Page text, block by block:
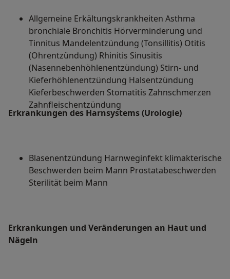
Allgemeine Erkältungskrankheiten Asthma
bronchiale Bronchitis Hörverminderung und
Tinnitus Mandelentzündung (Tonsillitis) Otitis
(Ohrentzündung) Rhinitis Sinusitis
(Nasennebenhöhlenentzündung) Stirn- und
Kieferhöhlenentzündung Halsentzündung
Kieferbeschwerden Stomatitis Zahnschmerzen
Zahnfleischentzündung
Erkrankungen des Harnsystems (Urologie)
Blasenentzündung Harnweginfekt klimakterische
Beschwerden beim Mann Prostatabeschwerden
Sterilität beim Mann
Erkrankungen und Veränderungen an Haut und
Nägeln